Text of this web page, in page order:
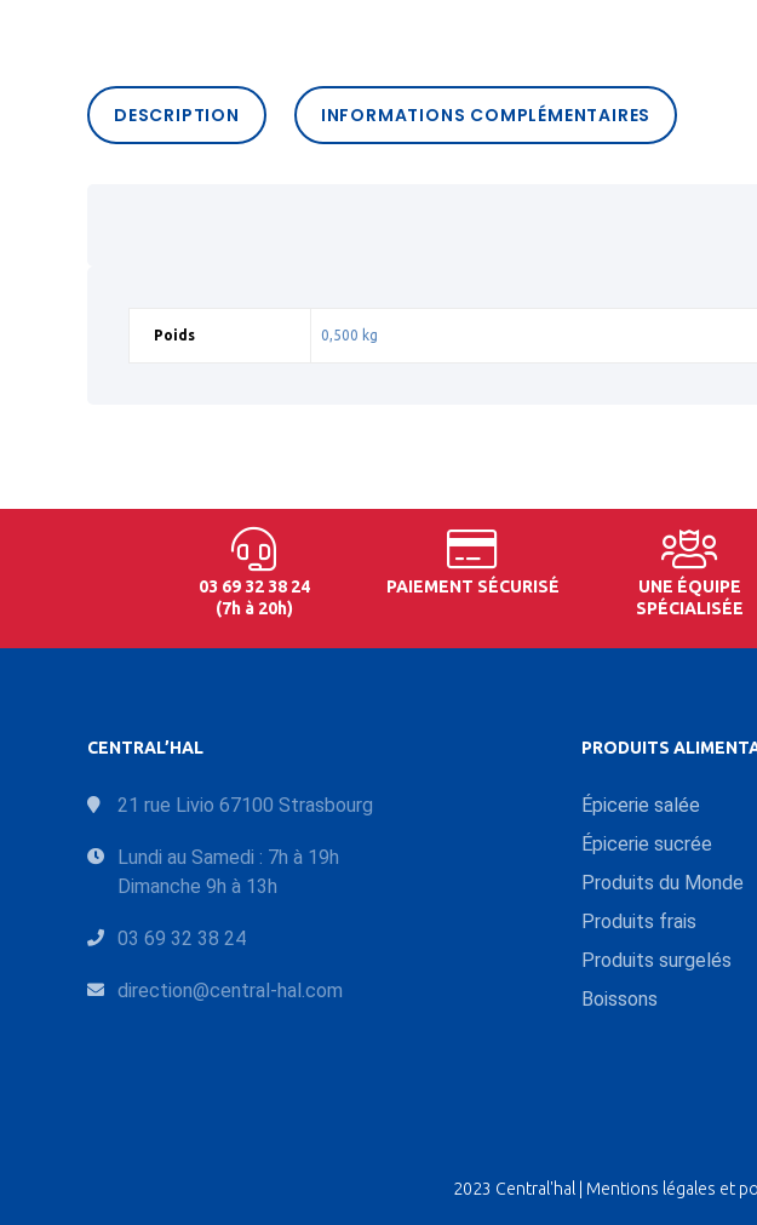
DESCRIPTION INFORMATIONS COMPLÉMENTAIRES
Poids 0,500 kg
03 69 32 38 24
(7h à 20h)
PAIEMENT SÉCURISÉ
UNE ÉQUIPE
SPÉCIALISÉE
CENTRAL’HAL
21 rue Livio 67100 Strasbourg
Lundi au Samedi : 7h à 19h
Dimanche 9h à 13h
03 69 32 38 24
direction@central-hal.com
PRODUITS
Épicerie salée
Épicerie sucrée
Produits du Monde
Produits frais
Produits surgelés
Boissons
2023 Central'hal | Mentions légales et